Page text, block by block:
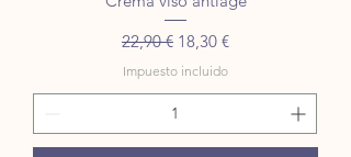
Precio
22,90 € Precio de oferta
18,30 €
Impuesto incluido